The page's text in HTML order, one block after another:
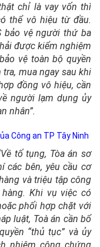
chỉ là vay vốn thì
thể vô hiệu từ đầu.
bảo vệ người thứ ba
được kiểm nghiệm
vệ toàn bộ quyền
mua ngay sau khi
đồng vô hiệu, cần
người lạm dụng ủy
nhân”.
Công an TP Tây Ninh
tố tụng, Tòa án sơ
các bên, yêu cầu cơ
và triệu tập công
Khi vụ việc có
phối hợp chặt với
luật, Toà án cần bổ
“thủ tục” và ủy